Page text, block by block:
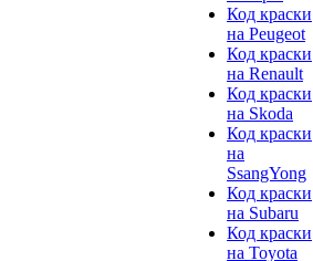
Код краски
на Peugeot
Код краски
на Renault
Код краски
на Skoda
Код краски
на
SsangYong
Код краски
на Subaru
Код краски
на Toyota